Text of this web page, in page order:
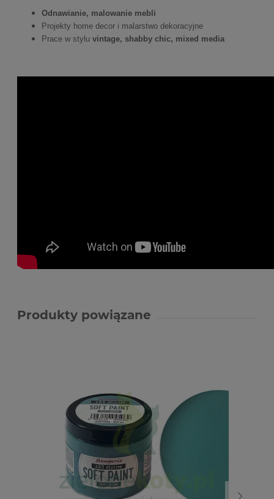
Odnawianie, malowanie mebli
Projekty home decor i malarstwo dekoracyjne
Prace w stylu vintage, shabby chic, mixed media
Produkty powiązane